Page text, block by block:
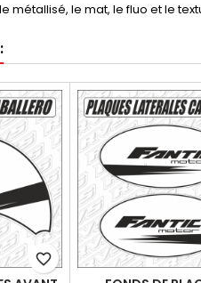
métallisé, le mat, le fluo et le
favorite_border